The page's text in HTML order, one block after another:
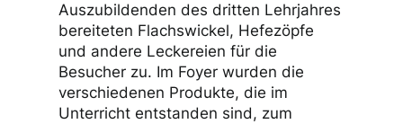
Auszubildenden des dritten Lehrjahres
bereiteten Flachswickel, Hefezöpfe
und andere Leckereien für die
Besucher zu. Im Foyer wurden die
verschiedenen Produkte, die im
Unterricht entstanden sind, zum